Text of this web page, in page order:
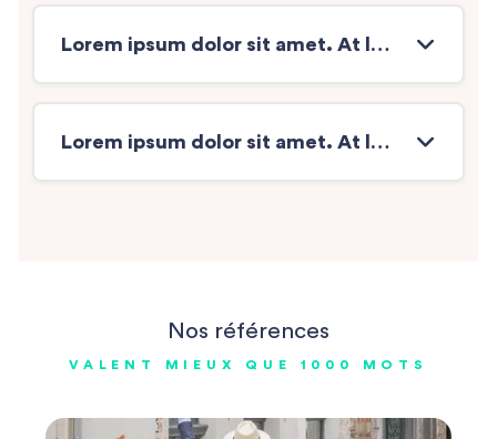
Lorem ipsum dolor sit amet. At laboriosam doloremque a molestias similique sit ?
Lorem ipsum dolor sit amet. At laboriosam doloremque a molestias similique sit ? 2
Nos références
VALENT MIEUX QUE 1000 MOTS